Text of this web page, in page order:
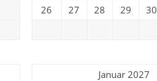
26
27 28 29 30
Januar 2027